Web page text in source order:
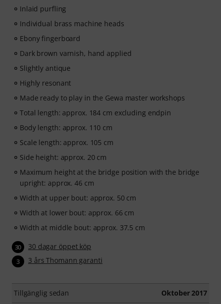
Inlaid purfling
Individual brass machine heads
Ebony fingerboard
Dark brown varnish, hand applied
Slightly antique
Highly resonant
Made ready to play in the Gewa master workshops
Total length: approx. 184 cm excluding endpin
Body length: approx. 110 cm
Scale length: approx. 105 cm
Side height: approx. 20 cm
Maximum height at the bridge position with the bridge
upright: approx. 46 cm
Width at upper bout: approx. 50 cm
Width at lower bout: approx. 66 cm
Width at middle bout: approx. 37.5 cm
30 30 dagar öppet köp
3 3 års Thomann garanti
Tillgänglig sedan Oktober 2017